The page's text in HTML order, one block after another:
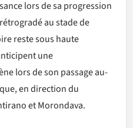
lors de sa progression
au stade de
reste sous haute
une
lors de son passage au-
en direction du
et Morondava.